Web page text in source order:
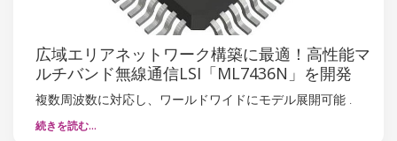
広域エリアネットワーク構築に最適！高性能マ
ルチバンド無線通信LSI「ML7436N」を開発
複数周波数に対応し、ワールドワイドにモデル展開可能 .
続きを読む…